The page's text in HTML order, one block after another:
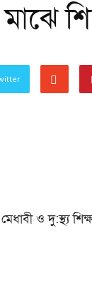
মাঝে
ও দু:স্থ্য